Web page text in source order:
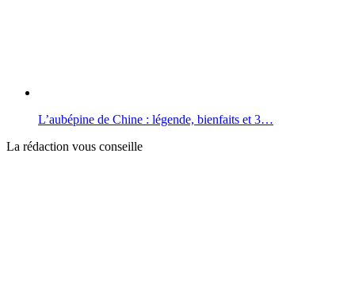
L’aubépine de Chine : légende, bienfaits et 3…
La rédaction vous conseille